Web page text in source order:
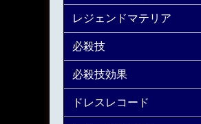
レジェンドマテリア
必殺技
必殺技効果
ドレスレコード